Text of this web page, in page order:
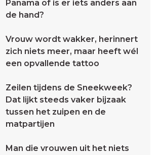
Panama of is er iets anders aan
de hand?
Vrouw wordt wakker, herinnert
zich niets meer, maar heeft wél
een opvallende tattoo
Zeilen tijdens de Sneekweek?
Dat lijkt steeds vaker bijzaak
tussen het zuipen en de
matpartijen
Man die vrouwen uit het niets